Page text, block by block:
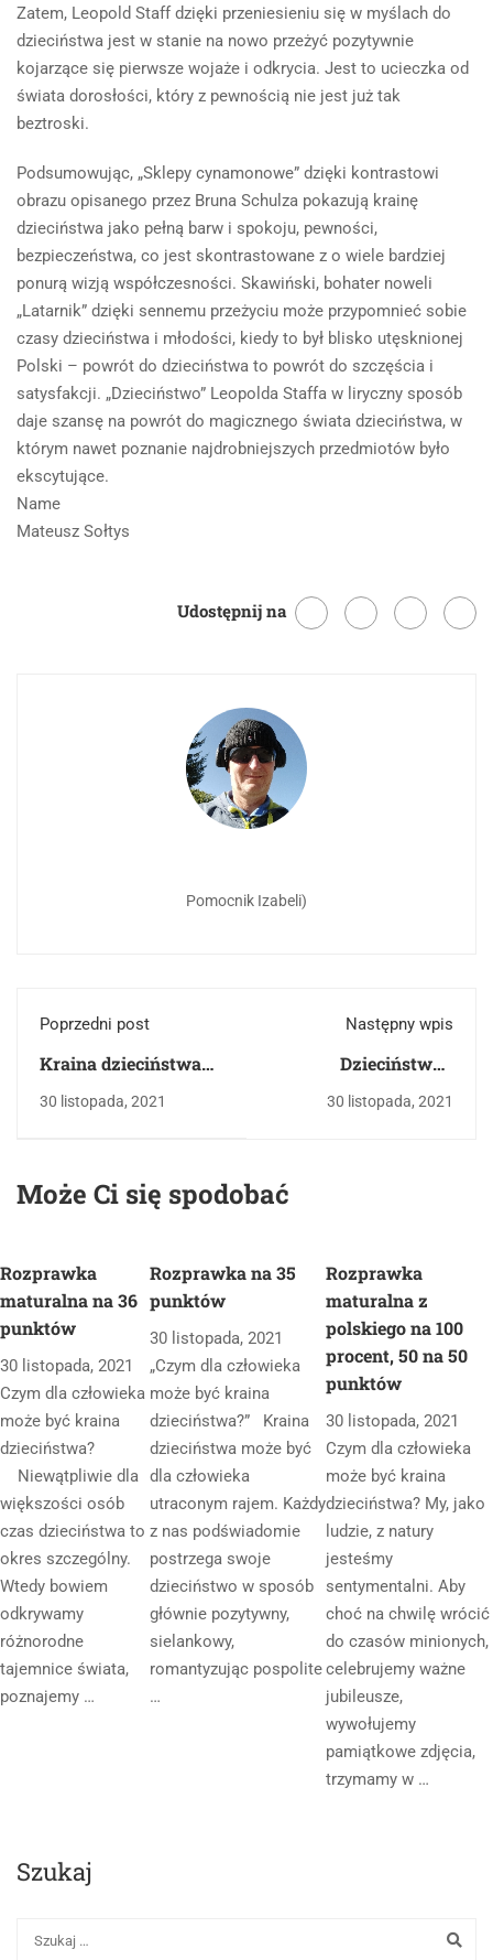
Zatem, Leopold Staff dzięki przeniesieniu się w myślach do
dzieciństwa jest w stanie na nowo przeżyć pozytywnie
kojarzące się pierwsze wojaże i odkrycia. Jest to ucieczka od
świata dorosłości, który z pewnością nie jest już tak
beztroski.
Podsumowując, „Sklepy cynamonowe” dzięki kontrastowi
obrazu opisanego przez Bruna Schulza pokazują krainę
dzieciństwa jako pełną barw i spokoju, pewności,
bezpieczeństwa, co jest skontrastowane z o wiele bardziej
ponurą wizją współczesności. Skawiński, bohater noweli
„Latarnik” dzięki sennemu przeżyciu może przypomnieć sobie
czasy dzieciństwa i młodości, kiedy to był blisko utęsknionej
Polski – powrót do dzieciństwa to powrót do szczęścia i
satysfakcji. „Dzieciństwo” Leopolda Staffa w liryczny sposób
daje szansę na powrót do magicznego świata dzieciństwa, w
którym nawet poznanie najdrobniejszych przedmiotów było
ekscytujące.
Name
Mateusz Sołtys
Udostępnij na
Pomocnik Izabeli)
Poprzedni post
Kraina dzieciństwa
jest dla człowieka
punktów - 62%
30 listopada, 2021
Następny wpis
Dzieciństwo -
indywidualna
30 listopada, 2021
Może Ci się spodobać
Rozprawka
maturalna na 36
punktów
30 listopada, 2021
Czym dla człowieka
może być kraina
dzieciństwa?
Niewątpliwie dla
większości osób
czas dzieciństwa to
okres szczególny.
Wtedy bowiem
odkrywamy
różnorodne
tajemnice świata,
poznajemy …
Rozprawka na 35
punktów
30 listopada, 2021
„Czym dla człowieka
może być kraina
dzieciństwa?” Kraina
dzieciństwa może być
dla człowieka
utraconym rajem. Każdy
z nas podświadomie
postrzega swoje
dzieciństwo w sposób
głównie pozytywny,
sielankowy,
romantyzując pospolite
…
Rozprawka
maturalna z
polskiego na 100
procent, 50 na 50
punktów
30 listopada, 2021
Czym dla człowieka
może być kraina
dzieciństwa? My, jako
ludzie, z natury
jesteśmy
sentymentalni. Aby
choć na chwilę wrócić
do czasów minionych,
celebrujemy ważne
jubileusze,
wywołujemy
pamiątkowe zdjęcia,
trzymamy w …
Szukaj